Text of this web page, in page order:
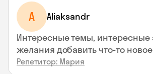
A Aliaksandr
Интересные темы, интересные
желания добавить что-то новое
Репетитор: Мария